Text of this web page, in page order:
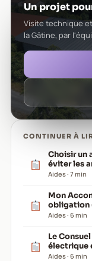
Un projet
Visite technique
la Gâtine, par
CONTINUER À
Choisir un
éviter les
Aides · 7 min
Mon
obligation
Aides · 6 min
Le
électrique
Aides · 6 min